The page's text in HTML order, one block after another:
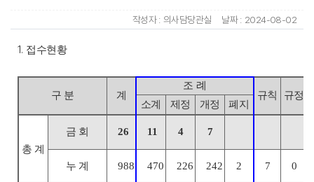
작성자 : 의사담당관실 날짜 : 2024-08-02
1. 접수현황
구 분 계
조 례
규칙
규정
소계 제정 개정 폐지
총 계
금 회 26 11 4 7
누 계 988 470 226 242 2 7 0